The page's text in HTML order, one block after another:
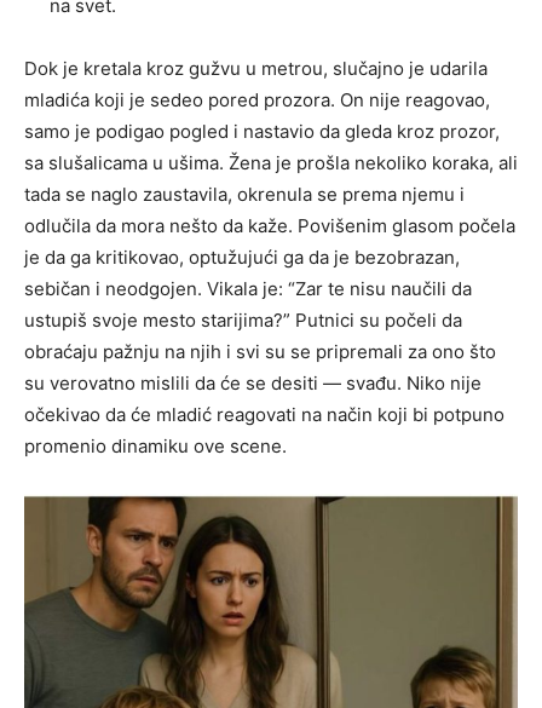
na svet.
Dok je kretala kroz gužvu u metrou, slučajno je udarila
mladića koji je sedeo pored prozora. On nije reagovao,
samo je podigao pogled i nastavio da gleda kroz prozor,
sa slušalicama u ušima. Žena je prošla nekoliko koraka, ali
tada se naglo zaustavila, okrenula se prema njemu i
odlučila da mora nešto da kaže. Povišenim glasom počela
je da ga kritikovao, optužujući ga da je bezobrazan,
sebičan i neodgojen. Vikala je: “Zar te nisu naučili da
ustupiš svoje mesto starijima?” Putnici su počeli da
obraćaju pažnju na njih i svi su se pripremali za ono što
su verovatno mislili da će se desiti — svađu. Niko nije
očekivao da će mladić reagovati na način koji bi potpuno
promenio dinamiku ove scene.